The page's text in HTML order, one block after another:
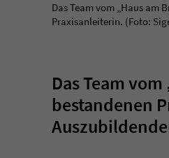
Das Team vom „Haus
Praxisanleiterin. (Foto:
Das Team
bestandenen